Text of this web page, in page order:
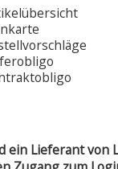
ein Lieferant von